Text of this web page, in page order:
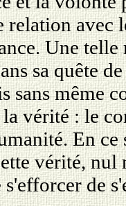
relation avec
Une
sa quête
sans même
vérité : le
En ce
vérité, nul
s'efforcer de